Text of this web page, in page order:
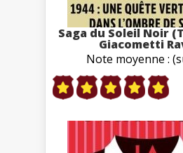
Saga du Soleil Noir
Giacometti
Note moyenne :